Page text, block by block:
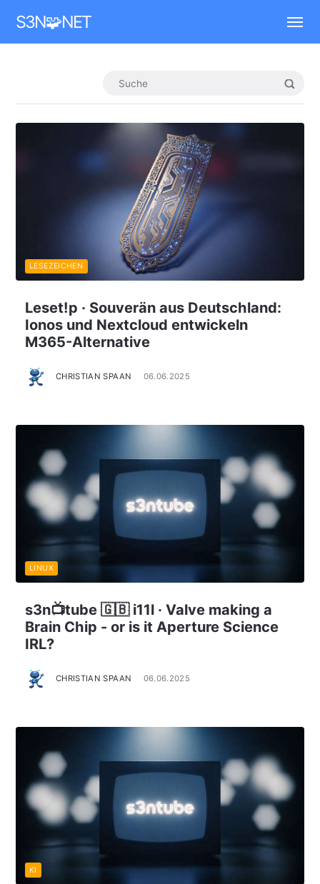
S3N🧩NET
Leset!p · Souverän aus Deutschland:
Ionos und Nextcloud entwickeln
M365-Alternative
CHRISTIAN SPAAN 06.06.2025
LESEZEICHEN
s3n📺tube 🇬🇧 i11l · Valve making a
Brain Chip - or is it Aperture Science
IRL?
CHRISTIAN SPAAN 06.06.2025
LINUX
KI